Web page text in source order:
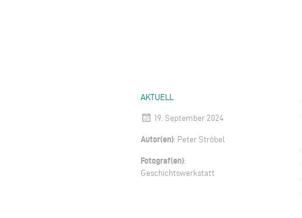
AKTUELL
19. September 2024
Autor(en): Peter Ströbel
Fotograf(en):
Geschichtswerkstatt